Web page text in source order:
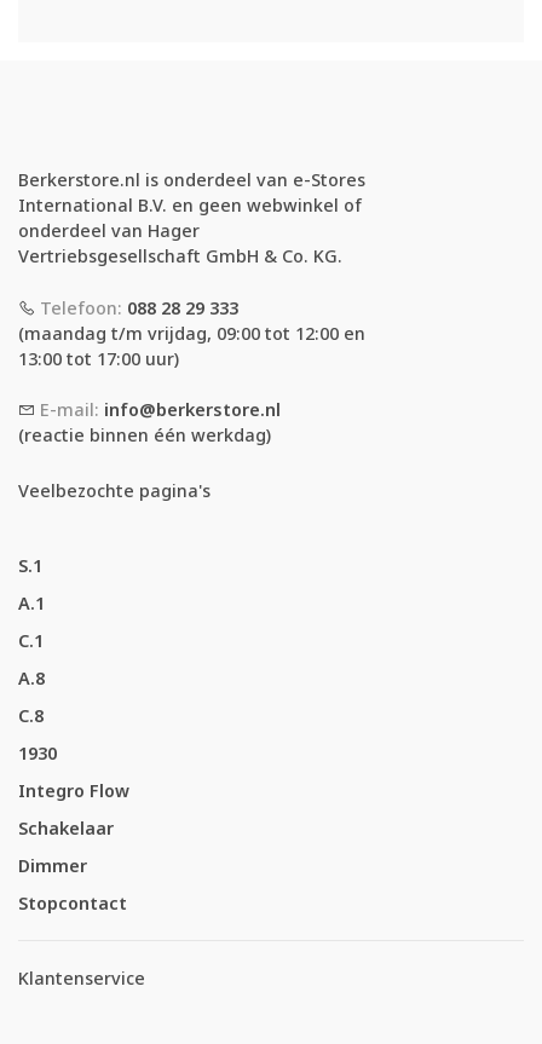
Berkerstore.nl is onderdeel van e-Stores
International B.V. en geen webwinkel of
onderdeel van Hager
Vertriebsgesellschaft GmbH & Co. KG.
Telefoon: 088 28 29 333
(maandag t/m vrijdag, 09:00 tot 12:00 en
13:00 tot 17:00 uur)
E-mail: info@berkerstore.nl
(reactie binnen één werkdag)
Veelbezochte pagina's
S.1
A.1
C.1
A.8
C.8
1930
Integro Flow
Schakelaar
Dimmer
Stopcontact
Klantenservice